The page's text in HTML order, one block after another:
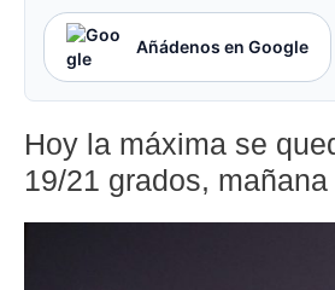
Añádenos en Google
Hoy la máxima se
19/21 grados,